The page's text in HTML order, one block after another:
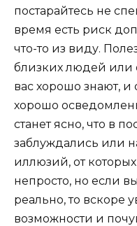
постарайтесь не
время есть риск
что-то из виду.
близких людей или
вас хорошо знают,
хорошо
станет ясно, что в
заблуждались или
иллюзий, от которых
непросто, но если
реально, то вскоре
возможности и